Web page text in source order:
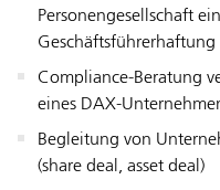
Personengesellschaft
Geschäftsführerhaftung
Compliance-Beratung
eines DAX-
Begleitung von
(share deal, asset deal)